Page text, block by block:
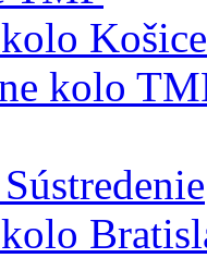
Košice
kolo